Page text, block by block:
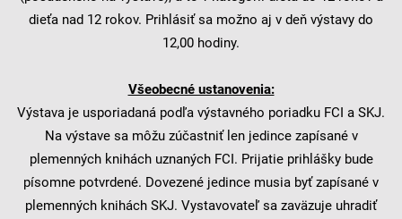
dieťa nad 12 rokov. Prihlásiť sa možno aj v deň výstavy do
12,00 hodiny.
Všeobecné ustanovenia:
Výstava je usporiadaná podľa výstavného poriadku FCI a SKJ.
Na výstave sa môžu zúčastniť len jedince zapísané v
plemenných knihách uznaných FCI. Prijatie prihlášky bude
písomne potvrdené. Dovezené jedince musia byť zapísané v
plemenných knihách SKJ. Vystavovateľ sa zaväzuje uhradiť